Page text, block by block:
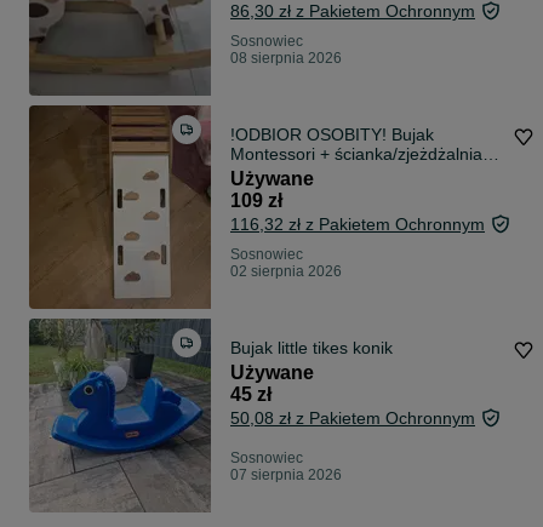
86,30 zł z Pakietem Ochronnym
Sosnowiec
08 sierpnia 2026
!ODBIOR OSOBITY! Bujak
Montessori + ścianka/zjeżdżalnia
biało-dębowy
Używane
109 zł
116,32 zł z Pakietem Ochronnym
Sosnowiec
02 sierpnia 2026
Bujak little tikes konik
Używane
45 zł
50,08 zł z Pakietem Ochronnym
Sosnowiec
07 sierpnia 2026